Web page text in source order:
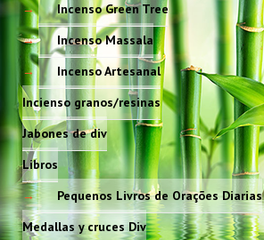
Incenso Green Tree
Incenso Massala
Incenso Artesanal
Incienso granos/resinas
Jabones de div
Libros
Pequenos Livros de Orações Diarias
Medallas y cruces Div